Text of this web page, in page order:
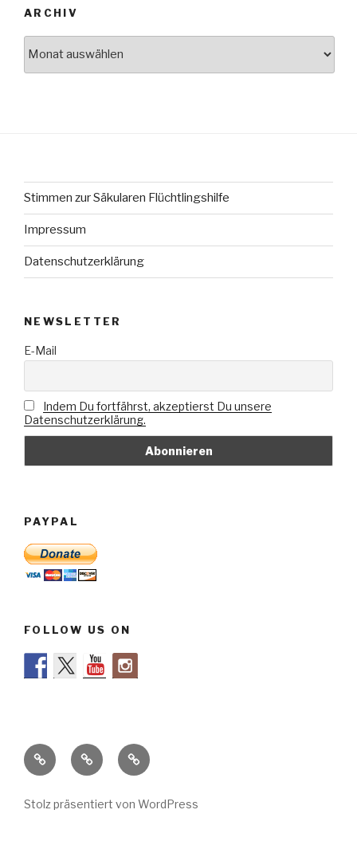
ARCHIV
Stimmen zur Säkularen Flüchtlingshilfe
Impressum
Datenschutzerklärung
NEWSLETTER
E-Mail
Indem Du fortfährst, akzeptierst Du unsere
Datenschutzerklärung.
PAYPAL
FOLLOW US ON
Stimmen
zur
Flüchtlingshilfe
ImpressumDatenschutzerklärung
Stolz präsentiert von WordPress